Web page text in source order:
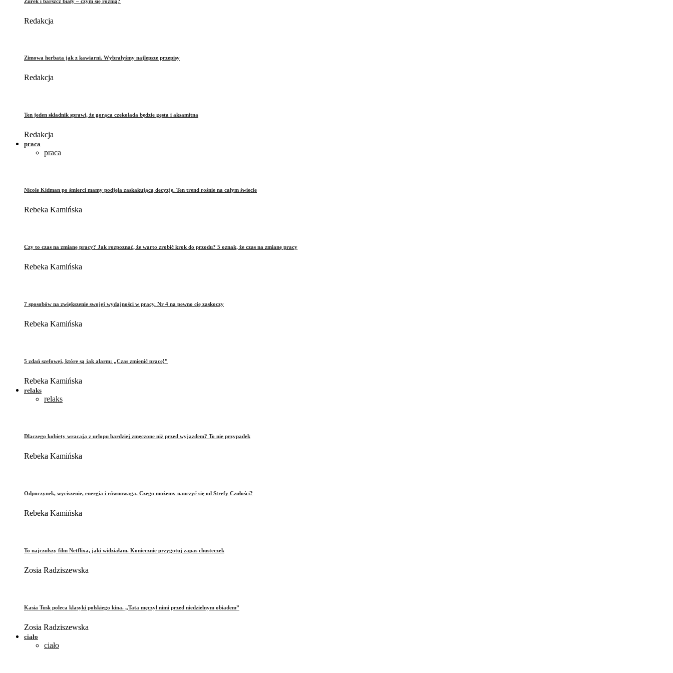
Redakcja
Zimowa herbata jak z kawiarni. Wybrałyśmy najlepsze przepisy
Redakcja
Ten jeden składnik sprawi, że gorąca czekolada będzie gęsta i aksamitna
Redakcja
praca
praca
Nicole Kidman po śmierci mamy podjęła zaskakującą decyzję. Ten trend rośnie na całym świecie
Rebeka Kamińska
Czy to czas na zmianę pracy? Jak rozpoznać, że warto zrobić krok do przodu? 5 oznak, że czas na zmianę pracy
Rebeka Kamińska
7 sposobów na zwiększenie swojej wydajności w pracy. Nr 4 na pewno cię zaskoczy
Rebeka Kamińska
5 zdań szefowej, które są jak alarm: „Czas zmienić pracę!”
Rebeka Kamińska
relaks
relaks
Dlaczego kobiety wracają z urlopu bardziej zmęczone niż przed wyjazdem? To nie przypadek
Rebeka Kamińska
Odpoczynek, wyciszenie, energia i równowaga. Czego możemy nauczyć się od Strefy Czułości?
Rebeka Kamińska
To najczulszy film Netflixa, jaki widziałam. Koniecznie przygotuj zapas chusteczek
Zosia Radziszewska
Kasia Tusk poleca klasyki polskiego kina. „Tata męczył nimi przed niedzielnym obiadem”
Zosia Radziszewska
ciało
ciało